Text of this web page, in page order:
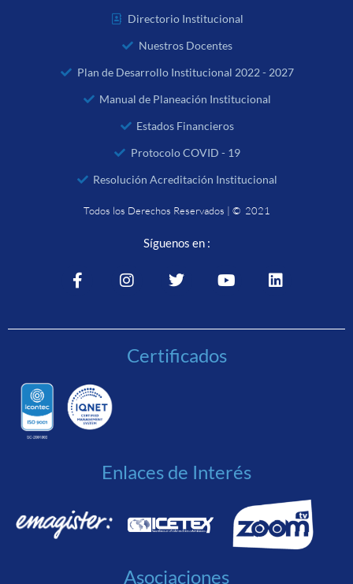
Directorio Institucional
Nuestros Docentes
Plan de Desarrollo Institucional 2022 - 2027
Manual de Planeación Institucional
Estados Financieros
Protocolo COVID - 19
Resolución Acreditación Institucional
Todos los Derechos Reservados | © 2021
Síguenos en :
Certificados
Enlaces de Interés
Asociaciones